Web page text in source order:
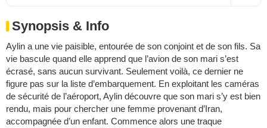
Synopsis & Info
Aylin a une vie paisible, entourée de son conjoint et de son fils. Sa
vie bascule quand elle apprend que l’avion de son mari s’est
écrasé, sans aucun survivant. Seulement voilà, ce dernier ne
figure pas sur la liste d’embarquement. En exploitant les caméras
de sécurité de l’aéroport, Aylin découvre que son mari s’y est bien
rendu, mais pour chercher une femme provenant d’Iran,
accompagnée d’un enfant. Commence alors une traque